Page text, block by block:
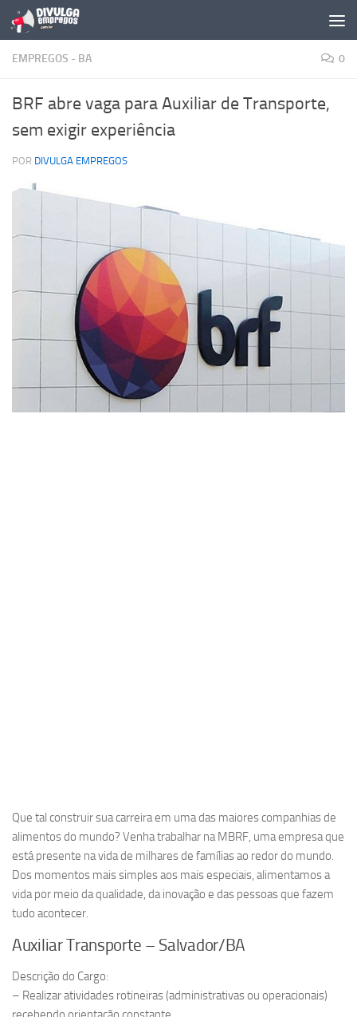
Skip to content
EMPREGOS - BA 0
BRF abre vaga para Auxiliar de Transporte,
sem exigir experiência
POR DIVULGA EMPREGOS
Que tal construir sua carreira em uma das maiores companhias de
alimentos do mundo? Venha trabalhar na MBRF, uma empresa que
está presente na vida de milhares de famílias ao redor do mundo.
Dos momentos mais simples aos mais especiais, alimentamos a
vida por meio da qualidade, da inovação e das pessoas que fazem
tudo acontecer.
Auxiliar Transporte – Salvador/BA
Descrição do Cargo:
– Realizar atividades rotineiras (administrativas ou operacionais)